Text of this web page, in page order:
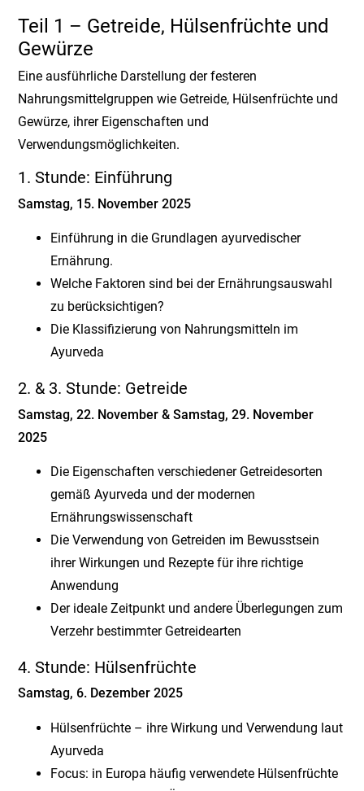
Teil 1 – Getreide, Hülsenfrüchte und
Gewürze
Eine ausführliche Darstellung der festeren
Nahrungsmittelgruppen wie Getreide, Hülsenfrüchte und
Gewürze, ihrer Eigenschaften und
Verwendungsmöglichkeiten.
1. Stunde: Einführung
Samstag, 15. November 2025
Einführung in die Grundlagen ayurvedischer
Ernährung.
Welche Faktoren sind bei der Ernährungsauswahl
zu berücksichtigen?
Die Klassifizierung von Nahrungsmitteln im
Ayurveda
2. & 3. Stunde: Getreide
Samstag, 22. November & Samstag, 29. November
2025
Die Eigenschaften verschiedener Getreidesorten
gemäß Ayurveda und der modernen
Ernährungswissenschaft
Die Verwendung von Getreiden im Bewusstsein
ihrer Wirkungen und Rezepte für ihre richtige
Anwendung
Der ideale Zeitpunkt und andere Überlegungen zum
Verzehr bestimmter Getreidearten
4. Stunde: Hülsenfrüchte
Samstag, 6. Dezember 2025
Hülsenfrüchte – ihre Wirkung und Verwendung laut
Ayurveda
Focus: in Europa häufig verwendete Hülsenfrüchte